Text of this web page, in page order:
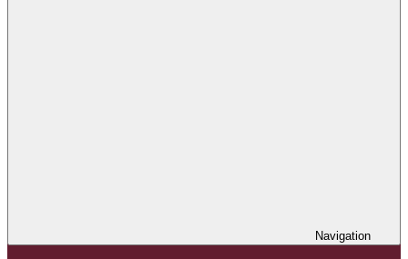
Navigation